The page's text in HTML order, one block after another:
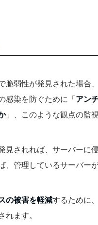
脆弱性が発見された場合
感染を防ぐために「アン
」、このような観点の監
見されれば、サーバーに
、管理しているサーバー
の被害を軽減するために
れます。